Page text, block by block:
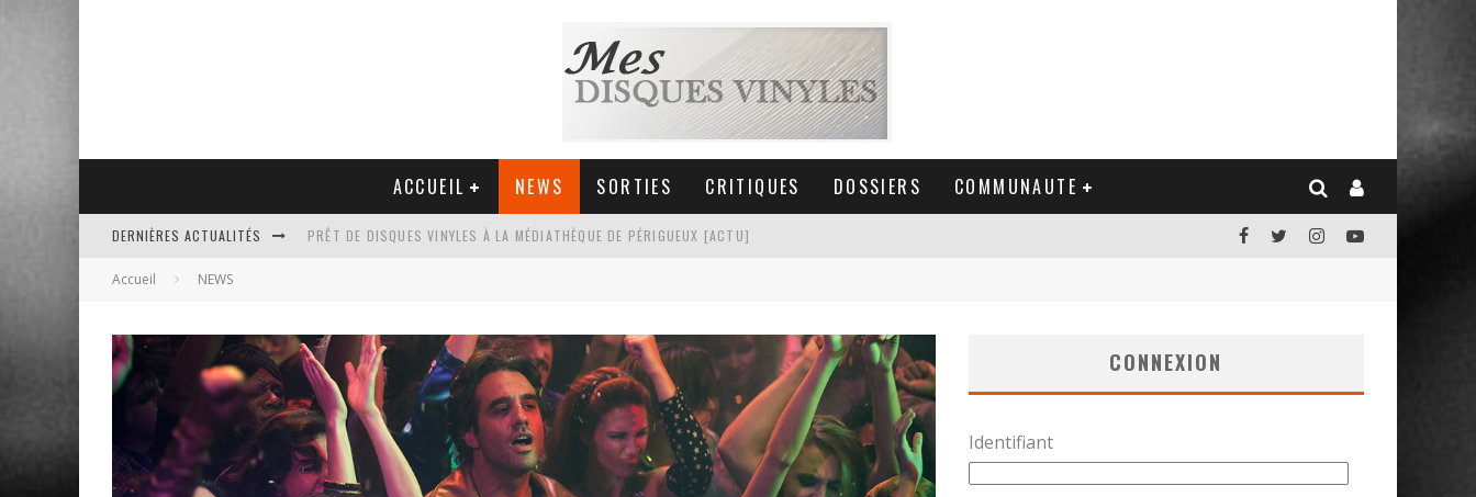
ACCUEIL NEWS SORTIES CRITIQUES DOSSIERS COMMUNAUTE
DERNIÈRES ACTUALITÉS PRÊT DE DISQUES VINYLES À LA MÉDIATHÈQUE DE PÉRIGUEUX [ACTU]
UN NOUVEAU DISQUAIRE MUSIC NON STOP À STRASBOURG
Accueil NEWS
CONNEXION
Identifiant